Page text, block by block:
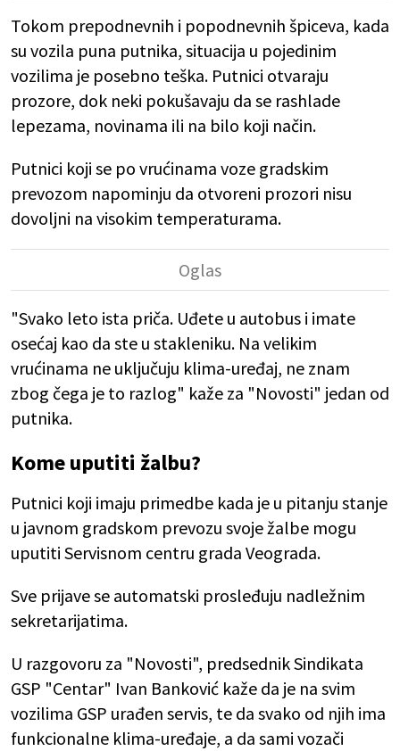
Tokom prepodnevnih i popodnevnih špiceva, kada
su vozila puna putnika, situacija u pojedinim
vozilima je posebno teška. Putnici otvaraju
prozore, dok neki pokušavaju da se rashlade
lepezama, novinama ili na bilo koji način.
Putnici koji se po vrućinama voze gradskim
prevozom napominju da otvoreni prozori nisu
dovoljni na visokim temperaturama.
"Svako leto ista priča. Uđete u autobus i imate
osećaj kao da ste u stakleniku. Na velikim
vrućinama ne uključuju klima-uređaj, ne znam
zbog čega je to razlog" kaže za "Novosti" jedan od
putnika.
Kome uputiti žalbu?
Putnici koji imaju primedbe kada je u pitanju stanje
u javnom gradskom prevozu svoje žalbe mogu
uputiti Servisnom centru grada Veograda.
Sve prijave se automatski prosleđuju nadležnim
sekretarijatima.
U razgovoru za "Novosti", predsednik Sindikata
GSP "Centar" Ivan Banković kaže da je na svim
vozilima GSP urađen servis, te da svako od njih ima
funkcionalne klima-uređaje, a da sami vozači